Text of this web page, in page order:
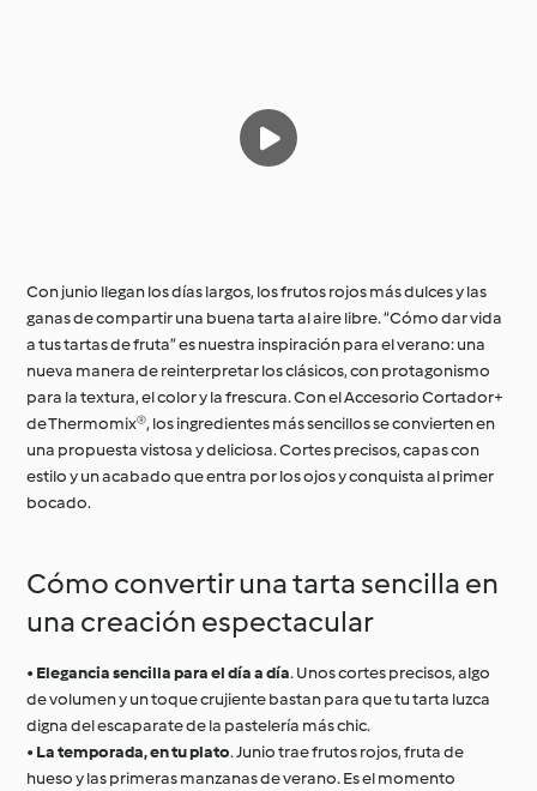
Con junio llegan los días largos, los frutos rojos más dulces y las
ganas de compartir una buena tarta al aire libre. “Cómo dar vida
a tus tartas de fruta” es nuestra inspiración para el verano: una
nueva manera de reinterpretar los clásicos, con protagonismo
para la textura, el color y la frescura. Con el Accesorio Cortador+
de Thermomix®, los ingredientes más sencillos se convierten en
una propuesta vistosa y deliciosa. Cortes precisos, capas con
estilo y un acabado que entra por los ojos y conquista al primer
bocado.
Cómo convertir una tarta sencilla en
una creación espectacular
• Elegancia sencilla para el día a día. Unos cortes precisos, algo
de volumen y un toque crujiente bastan para que tu tarta luzca
digna del escaparate de la pastelería más chic.
• La temporada, en tu plato. Junio trae frutos rojos, fruta de
hueso y las primeras manzanas de verano. Es el momento